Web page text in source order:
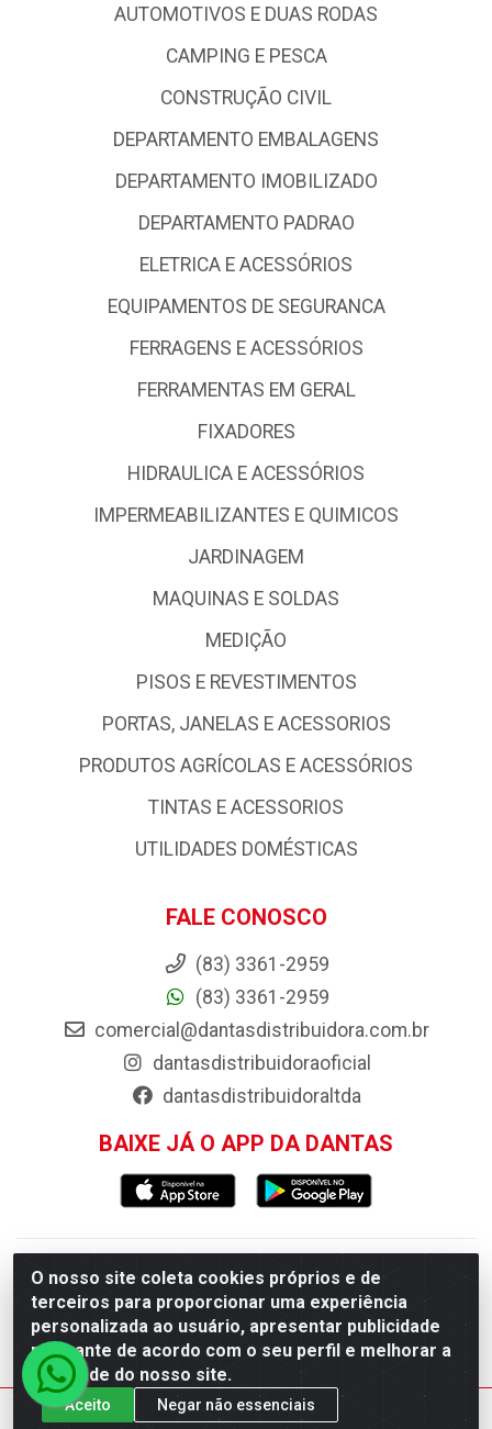
O nosso site coleta cookies próprios e de
terceiros para proporcionar uma experiência
personalizada ao usuário, apresentar publicidade
relevante de acordo com o seu perfil e melhorar a
qualidade do nosso site.
Aceito Negar não essenciais
AUTOMOTIVOS E DUAS RODAS
CAMPING E PESCA
CONSTRUÇÃO CIVIL
DEPARTAMENTO EMBALAGENS
DEPARTAMENTO IMOBILIZADO
DEPARTAMENTO PADRAO
ELETRICA E ACESSÓRIOS
EQUIPAMENTOS DE SEGURANCA
FERRAGENS E ACESSÓRIOS
FERRAMENTAS EM GERAL
FIXADORES
HIDRAULICA E ACESSÓRIOS
IMPERMEABILIZANTES E QUIMICOS
JARDINAGEM
MAQUINAS E SOLDAS
MEDIÇÃO
PISOS E REVESTIMENTOS
PORTAS, JANELAS E ACESSORIOS
PRODUTOS AGRÍCOLAS E ACESSÓRIOS
TINTAS E ACESSORIOS
UTILIDADES DOMÉSTICAS
FALE CONOSCO
(83) 3361-2959
(83) 3361-2959
comercial@dantasdistribuidora.com.br
dantasdistribuidoraoficial
dantasdistribuidoraltda
BAIXE JÁ O APP DA DANTAS
Dantas Distribuidora - Rua Sebastião Araújo, 404 -
Centro, Esperança/PB - CEP 58.135-000 - CNPJ
09.046.825/0001-11